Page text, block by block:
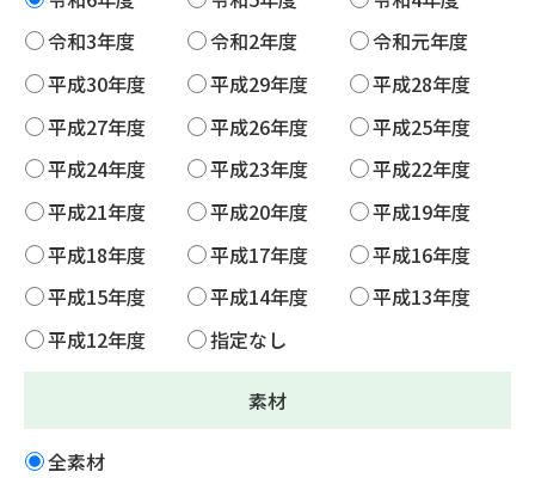
令和3年度
令和2年度
令和元年度
平成30年度
平成29年度
平成28年度
平成27年度
平成26年度
平成25年度
平成24年度
平成23年度
平成22年度
平成21年度
平成20年度
平成19年度
平成18年度
平成17年度
平成16年度
平成15年度
平成14年度
平成13年度
平成12年度
指定なし
素材
全素材